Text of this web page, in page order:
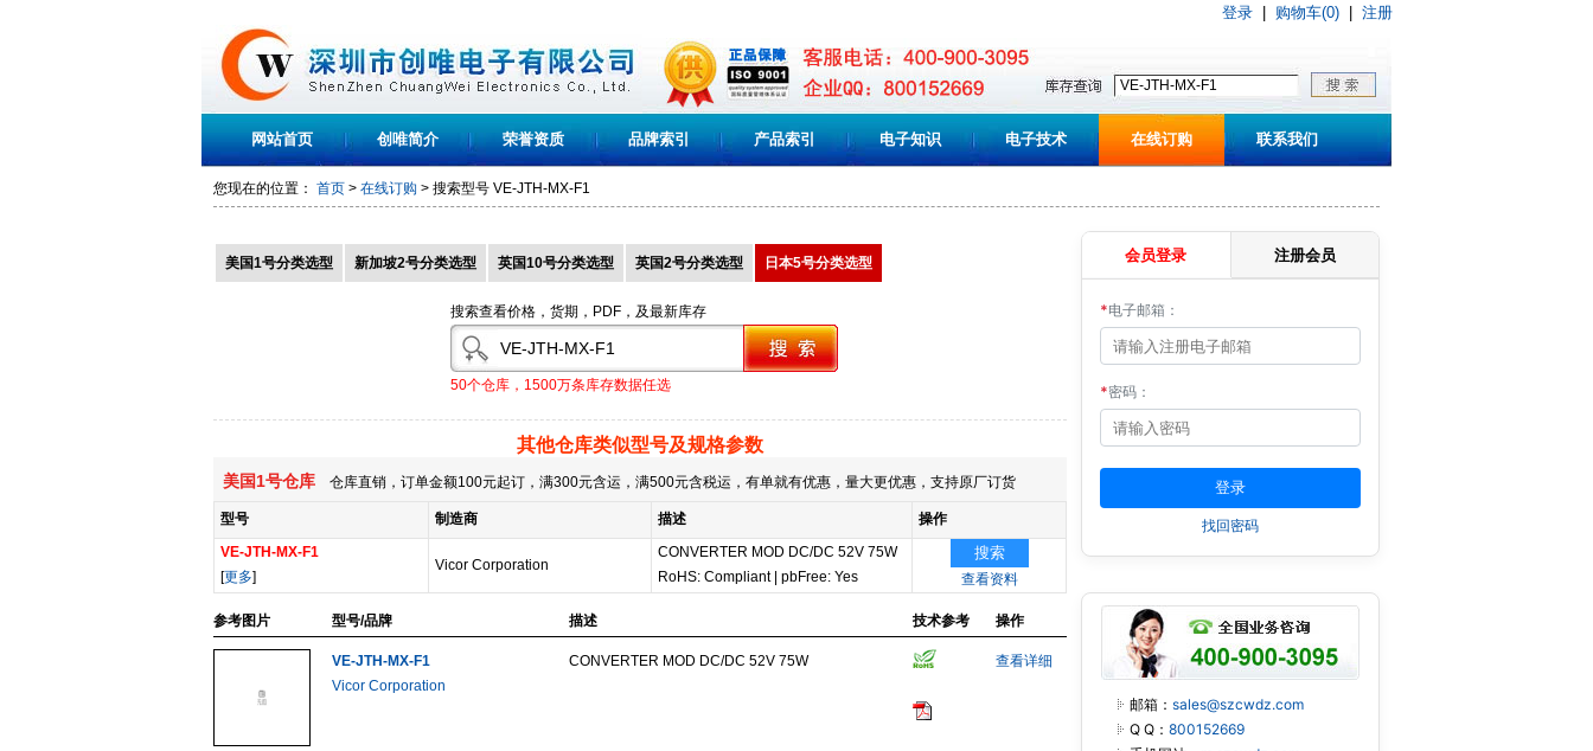
登录 购物车(0) 注册
网站首页 创唯简介 荣誉资质 品牌索引 产品索引 电子知识 电子技术 在线订购 联系我们
您现在的位置： 首页 > 在线订购 > 搜索型号 VE-JTH-MX-F1
美国1号分类选型 新加坡2号分类选型 英国10号分类选型 英国2号分类选型 日本5号分类选型
搜索查看价格，货期，PDF，及最新库存
50个仓库，1500万条库存数据任选
其他仓库类似型号及规格参数
美国1号仓库 仓库直销，订单金额100元起订，满300元含运，满500元含税运，有单就有优惠，量大更优惠，支持原厂订货
型号 制造商 描述
操作
VE-JTH-MX-F1
[更多]
Vicor Corporation
CONVERTER MOD DC/DC 52V 75W
RoHS: Compliant pbFree: Yes
搜索
查看资料
参考图片 型号/品牌 描述 技术参考 操作
VE-JTH-MX-F1
Vicor Corporation
CONVERTER MOD DC/DC 52V 75W 查看详细
会员登录 注册会员
*电子邮箱：
*密码：
找回密码
邮箱： sales@szcwdz.com
Q Q： 800152669